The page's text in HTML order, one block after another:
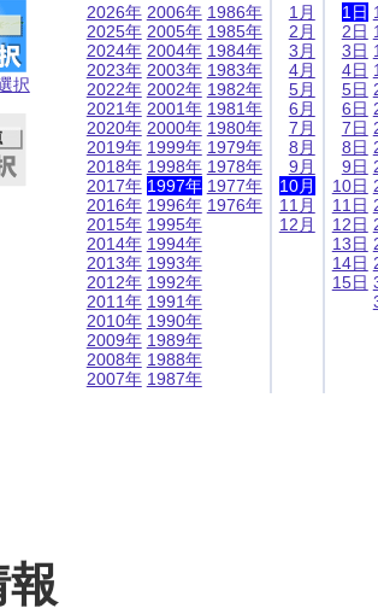
択
2026年
2025年
2024年
2023年
2022年
2021年
2020年
2019年
2018年
2017年
2016年
2015年
2014年
2013年
2012年
2011年
2010年
2009年
2008年
2007年
2006年
2005年
2004年
2003年
2002年
2001年
2000年
1999年
1998年
1997年
1996年
1995年
1994年
1993年
1992年
1991年
1990年
1989年
1988年
1987年
1986年
1985年
1984年
1983年
1982年
1981年
1980年
1979年
1978年
1977年
1976年
1月
2月
3月
4月
5月
6月
7月
8月
9月
10月
11月
12月
1日
2日
3日
4日
5日
6日
7日
8日
9日
10日
11日
12日
13日
14日
15日